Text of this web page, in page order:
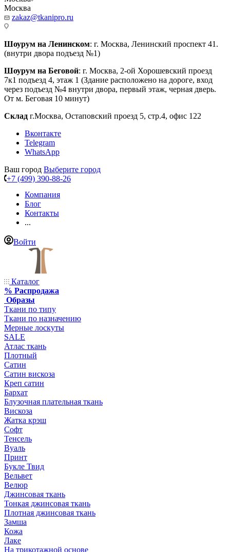
Москва
zakaz@tkanipro.ru
Шоурум на Ленинском: г. Москва, Ленинский проспект 41.
(внутри двора подъезд №1)
Шоурум на Беговой: г. Москва, 2-ой Хорошевский проезд
7к1 подъезд 4, этаж 1 (Здание расположено на дороге, вход
через подъезд №4 внутри двора, первый этаж, черная дверь.
От м. Беговая 10 минут)
Склад г.Москва, Остаповский проезд 5, стр.4, офис 122
Вконтакте
Telegram
WhatsApp
Ваш город Выберите город
+7 (499) 390-88-26
Компания
Блог
Контакты
...
Войти
Каталог
% Распродажа
Образы
Ткани по типу
Ткани по назначению
Мерные лоскуты
SALE
Атлас ткань
Плотный
Сатин
Сатин вискоза
Креп сатин
Бархат
Блузочная плательная ткань
Вискоза
Жатка крэш
Софт
Тенсель
Вуаль
Принт
Букле Твид
Вельвет
Велюр
Джинсовая ткань
Тонкая джинсовая ткань
Плотная джинсовая ткань
Замша
Кожа
Лаке
На трикотажной основе